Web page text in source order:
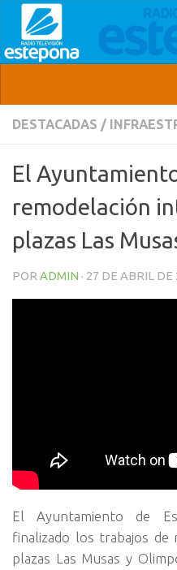
DESTACADAS /
El
remodelación
plazas Las
POR ADMIN · 27 DE ABRIL DE
El Ayuntamiento de
finalizado los trabajos de
plazas Las Musas y